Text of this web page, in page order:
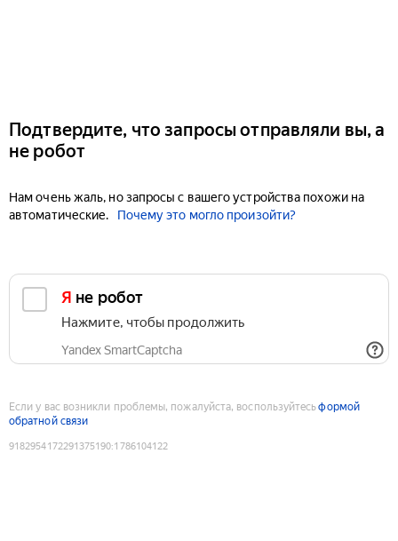
Подтвердите, что запросы отправляли вы, а
не робот
Нам очень жаль, но запросы с вашего устройства похожи на
автоматические.
Почему это могло произойти?
Я не робот
Нажмите, чтобы продолжить
Yandex SmartCaptcha
Если у вас возникли проблемы, пожалуйста, воспользуйтесьформой
обратной связи
9182954172291375190:1786104122